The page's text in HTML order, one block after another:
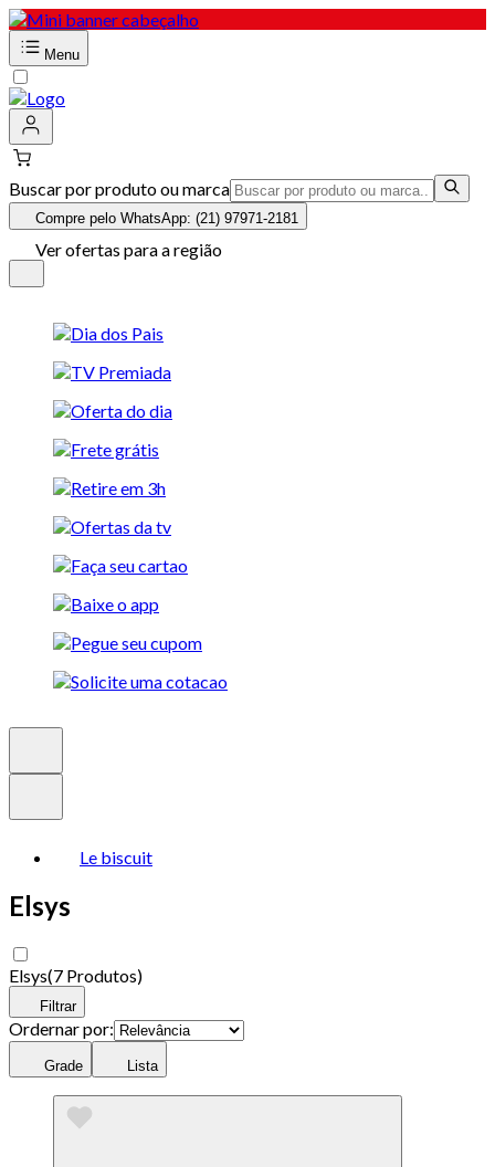
Menu
Buscar por produto ou marca
Compre pelo WhatsApp: (21) 97971-2181
Ver ofertas para a região
Le biscuit
Elsys
Elsys(7 Produtos)
Filtrar
Ordernar por:
Grade Lista